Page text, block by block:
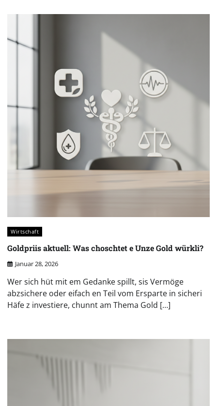
Wirtschaft
Goldpriis aktuell: Was choschtet e Unze Gold würkli?
Januar 28, 2026
Wer sich hüt mit em Gedanke spillt, sis Vermöge
abzsichere oder eifach en Teil vom Ersparte in sicheri
Häfe z investiere, chunnt am Thema Gold […]